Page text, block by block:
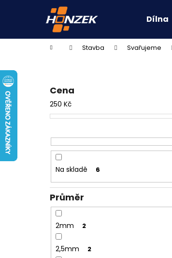
Dílna
Domů Stavba Svařujeme
Cena
250 Kč
Na skladě 6
Průměr
2mm 2
2,5mm 2
í
Zpět
do
Zpět
do
NÝT DUTÝ DVOJDÍLNÝ 3,5X10 NIKL
2 Kč